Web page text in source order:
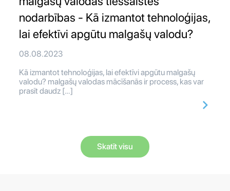
nodarbības - Kā izmantot tehnoloģijas,
lai efektīvi apgūtu malgašų valodu?
08.08.2023
Kā izmantot tehnoloģijas, lai efektīvi apgūtu malgašų
valodu? malgašų valodas mācīšanās ir process, kas var
prasīt daudz […]
Skatīt visu